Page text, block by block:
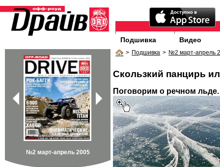
Подшивка Видео
> Подшивка > №2 март-апрель
Скользкий панцирь
Поговорим о речном
№2 март-апрель 2005